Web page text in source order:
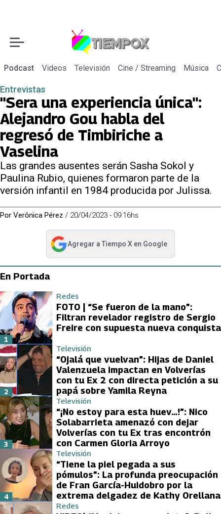
Podcast Videos Televisión Cine / Streaming Música
Entrevistas
"Sera una experiencia única":
Alejandro Gou habla del
regresó de Timbiriche a
Vaselina
Las grandes ausentes serán Sasha Sokol y
Paulina Rubio, quienes formaron parte de la
versión infantil en 1984 producida por Julissa.
Por Verónica Pérez / 20/04/2023 - 09:16hs
Agregar a Tiempo Xen Google
abre en nueva pestaña
En Portada
Redes
FOTO | “Se fueron de la mano”:
Filtran revelador registro de Sergio
Freire con supuesta nueva conquista
1
Televisión
“Ojalá que vuelvan”: Hijas de Daniel
Valenzuela impactan en Volverías
con tu Ex 2 con directa petición a su
papá sobre Yamila Reyna
2
Televisión
“¡No estoy para esta huev…!”: Nico
Solabarrieta amenazó con dejar
Volverías con tu Ex tras encontrón
con Carmen Gloria Arroyo
3
Televisión
“Tiene la piel pegada a sus
pómulos”: La profunda preocupación
de Fran García-Huidobro por la
extrema delgadez de Kathy Orellana
4
Redes